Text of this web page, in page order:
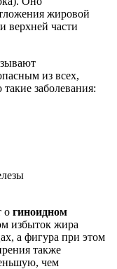
жировой
верхней части
из всех,
заболевания:
о гиноидном
избыток жира
а фигура при этом
также
чем